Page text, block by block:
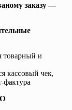
заказу —
товарный и
кассовый чек,
фактура